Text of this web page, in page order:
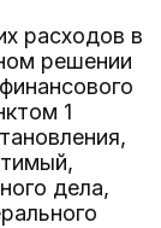
расходов в
решении
1
дела,